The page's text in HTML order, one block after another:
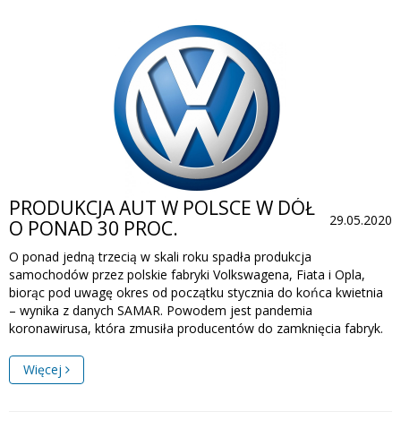
29.05.2020
PRODUKCJA AUT W POLSCE W DÓŁ
O PONAD 30 PROC.
O ponad jedną trzecią w skali roku spadła produkcja
samochodów przez polskie fabryki Volkswagena, Fiata i Opla,
biorąc pod uwagę okres od początku stycznia do końca kwietnia
– wynika z danych SAMAR. Powodem jest pandemia
koronawirusa, która zmusiła producentów do zamknięcia fabryk.
Więcej